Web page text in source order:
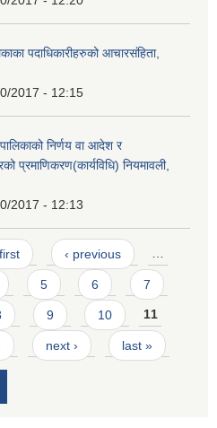
पदाधिकारीहरुको आचारसंहिता,
2017 - 12:15
निर्णय वा आदेश र
प्रमाणिकरण(कार्यविधि) नियमावली,
2017 - 12:13
‹ previous …
5 6 7
9 10 11
next › last »